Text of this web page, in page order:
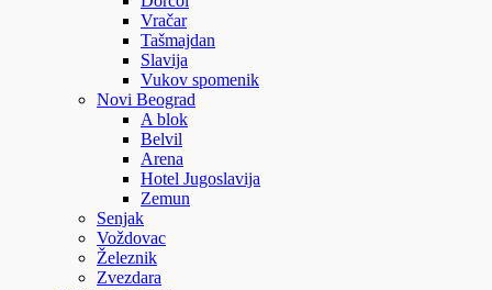
Vračar
Tašmajdan
Slavija
Vukov spomenik
Novi Beograd
A blok
Belvil
Arena
Hotel Jugoslavija
Zemun
Senjak
Voždovac
Železnik
Zvezdara